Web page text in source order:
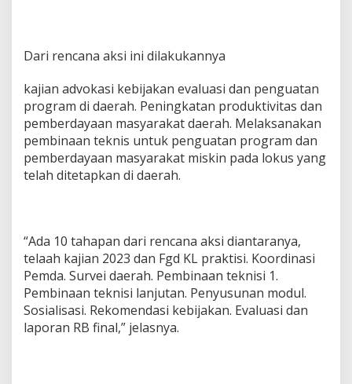
s
e
m
d
i
u
b
Dari rencana aksi ini dilakukannya
kajian advokasi kebijakan evaluasi dan penguatan
program di daerah. Peningkatan produktivitas dan
pemberdayaan masyarakat daerah. Melaksanakan
pembinaan teknis untuk penguatan program dan
pemberdayaan masyarakat miskin pada lokus yang
telah ditetapkan di daerah.
“Ada 10 tahapan dari rencana aksi diantaranya,
telaah kajian 2023 dan Fgd KL praktisi. Koordinasi
Pemda. Survei daerah. Pembinaan teknisi 1.
Pembinaan teknisi lanjutan. Penyusunan modul.
Sosialisasi. Rekomendasi kebijakan. Evaluasi dan
laporan RB final,” jelasnya.